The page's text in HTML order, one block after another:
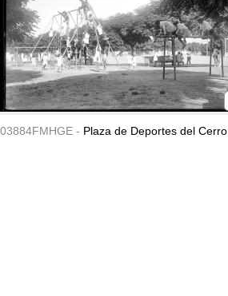
03884FMHGE - Plaza de Deportes del Cerro.